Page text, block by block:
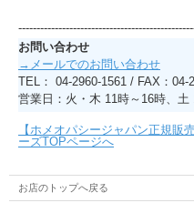
お問い合わせ
→メールでのお問い合わせ
TEL： 04-2960-1561 / FAX：04-
営業日：火・木 11時～16時、土
【ホメオパシージャパン正規販
ーズTOPページへ
お店のトップへ戻る